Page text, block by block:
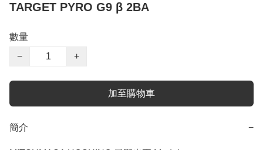
TARGET PYRO G9 β 2BA
數量
−
+
加至購物車
簡介 −